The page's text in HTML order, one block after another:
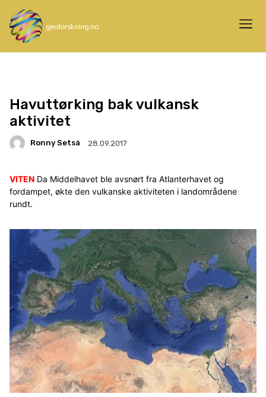
Havuttørking bak vulkansk
aktivitet
Ronny Setså 28.09.2017
VITEN Da Middelhavet ble avsnørt fra Atlanterhavet og
fordampet, økte den vulkanske aktiviteten i landområdene
rundt.